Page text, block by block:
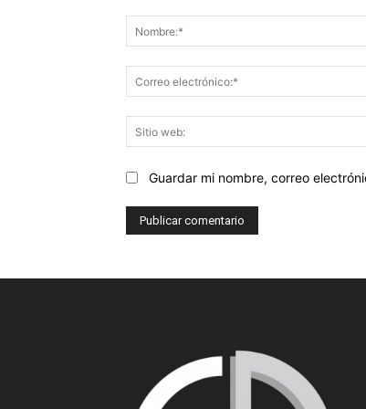
Guardar mi nombre, correo